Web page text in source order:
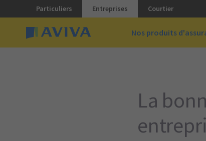
Particuliers Entreprises Courtier
Nos produits
La